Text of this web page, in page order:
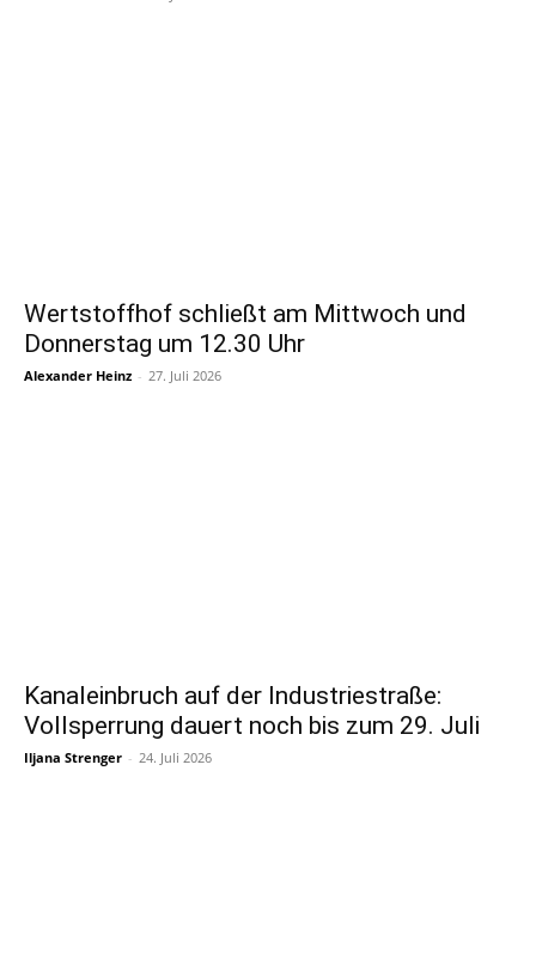
Wertstoffhof schließt am Mittwoch und
Donnerstag um 12.30 Uhr
Alexander Heinz - 27. Juli 2026
Kanaleinbruch auf der Industriestraße:
Vollsperrung dauert noch bis zum 29. Juli
Iljana Strenger - 24. Juli 2026